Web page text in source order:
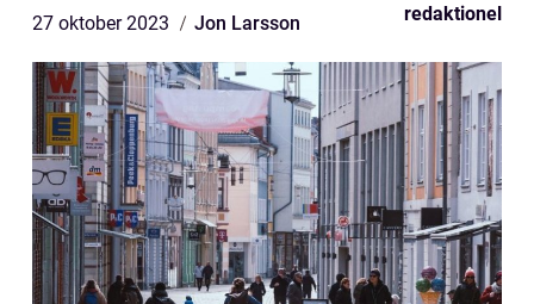
27 oktober 2023 Jon Larsson redaktionel